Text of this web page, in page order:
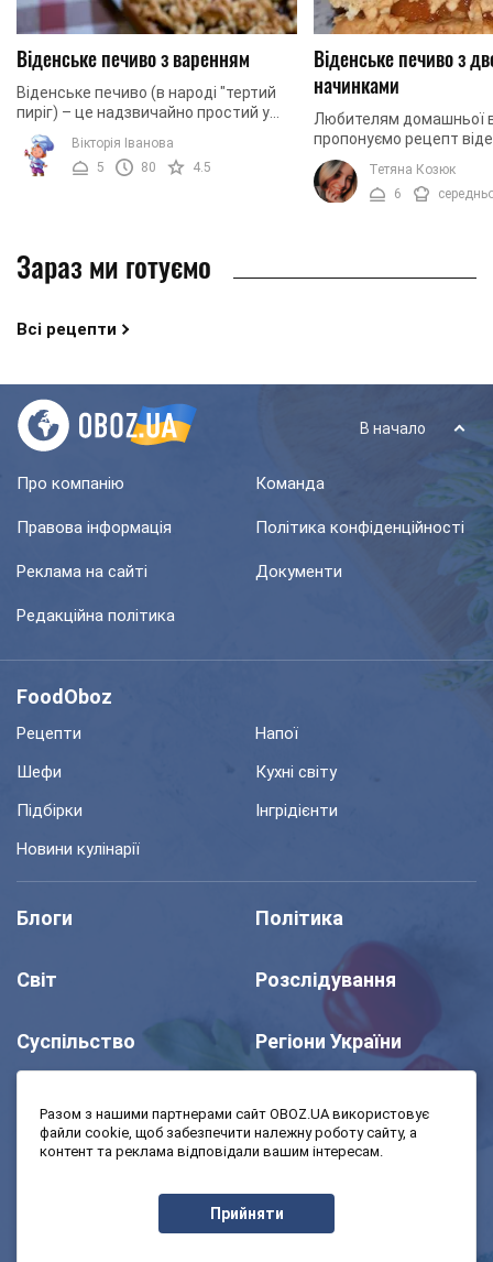
Віденське печиво з варенням
Віденське печиво (в народі "тертий
пиріг) – це надзвичайно простий у
приготуванні десрт, який не вимагає
особливих витрат та створюється на
основі ...
Вікторія Іванова
5
80 4.5
Віденське печиво з
начинками
Любителям домашньої
пропонуємо рецепт
печива, яке готується
пісочного тіста з
варення. У цьому
Тетяна Козюк
6
Зараз ми готуємо
Всі рецепти
В начало
Про компанію Команда
Правова інформація Політика конфіденційності
Реклама на сайті Документи
Редакційна політика
FoodOboz
Рецепти
Напої
Шефи
Кухні світу
Підбірки
Інгрідієнти
Новини кулінарії
Блоги Політика
Світ Розслідування
Суспільство Регіони України
Моя школа
Економіка
Разом з нашими партнерами сайт OBOZ.UA використовує
файли cookie, щоб забезпечити належну роботу сайту, а
контент та реклама відповідали вашим інтересам.
Прийняти